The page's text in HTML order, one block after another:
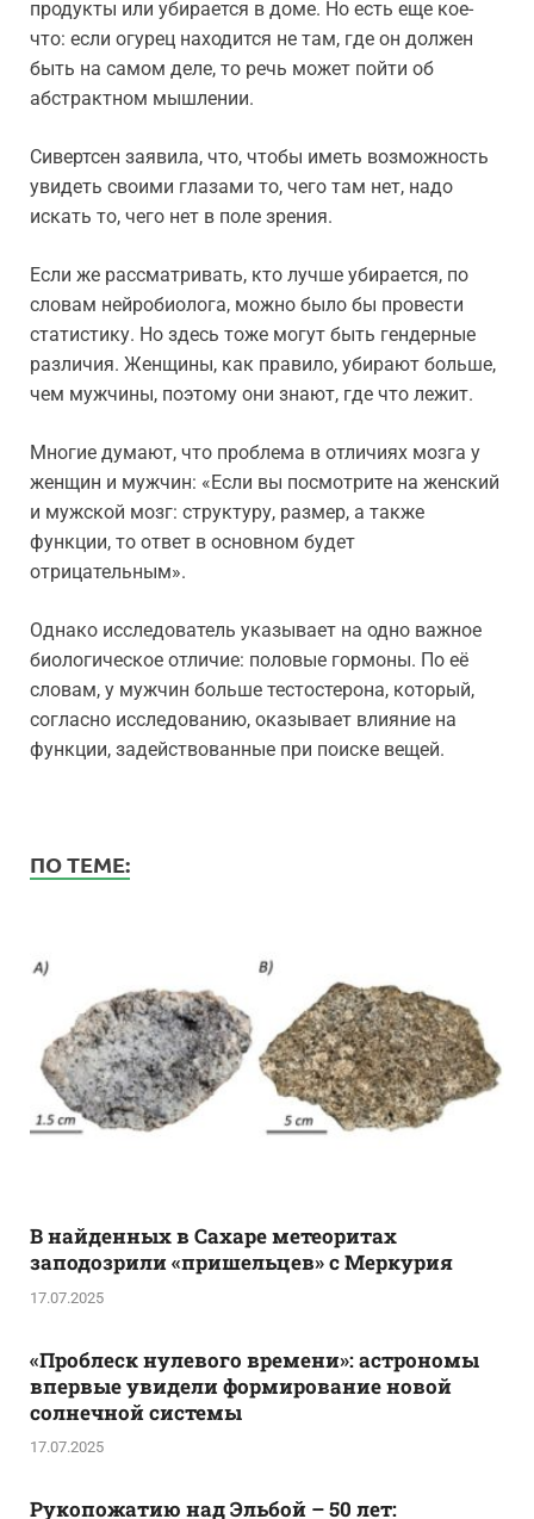
продукты или убирается в доме. Но есть еще кое-
что: если огурец находится не там, где он должен
быть на самом деле, то речь может пойти об
абстрактном мышлении.
Сивертсен заявила, что, чтобы иметь возможность
увидеть своими глазами то, чего там нет, надо
искать то, чего нет в поле зрения.
Если же рассматривать, кто лучше убирается, по
словам нейробиолога, можно было бы провести
статистику. Но здесь тоже могут быть гендерные
различия. Женщины, как правило, убирают больше,
чем мужчины, поэтому они знают, где что лежит.
Многие думают, что проблема в отличиях мозга у
женщин и мужчин: «Если вы посмотрите на женский
и мужской мозг: структуру, размер, а также
функции, то ответ в основном будет
отрицательным».
Однако исследователь указывает на одно важное
биологическое отличие: половые гормоны. По её
словам, у мужчин больше тестостерона, который,
согласно исследованию, оказывает влияние на
функции, задействованные при поиске вещей.
ПО ТЕМЕ:
В найденных в Сахаре метеоритах
заподозрили «пришельцев» с Меркурия
17.07.2025
«Проблеск нулевого времени»: астрономы
впервые увидели формирование новой
солнечной системы
17.07.2025
Рукопожатию над Эльбой – 50 лет: